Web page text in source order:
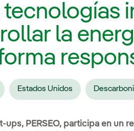
y servicios
la
Estados Unidos
ups, PERSEO, participa en un